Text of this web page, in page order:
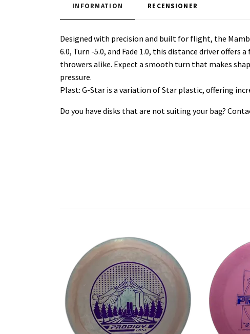
INFORMATION RECENSIONER
Designed with precision and built for flight, the
6.0, Turn -5.0, and Fade 1.0, this distance driver
throwers alike. Expect a smooth turn that makes
pressure.
Plast: G-Star is a variation of Star plastic, offering
Do you have disks that are not suiting your bag?